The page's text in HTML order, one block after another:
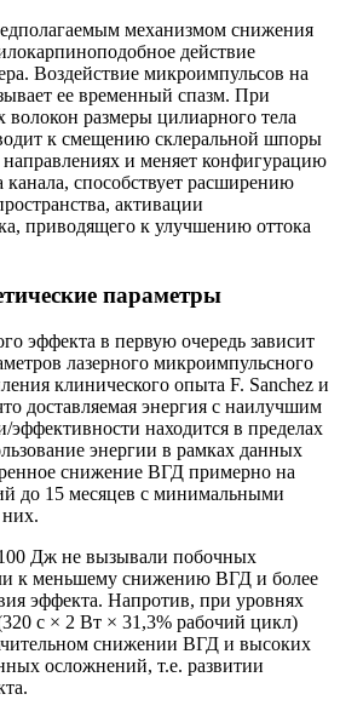
механизмом снижения
действие
Воздействие микроимпульсов на
ее временный спазм. При
размеры цилиарного тела
к смещению склеральной шпоры
и меняет конфигурацию
способствует расширению
активации
приводящего к улучшению оттока
параметры
эффекта в первую очередь зависит
лазерного микроимпульсного
клинического опыта F. Sanchez и
доставляемая энергия с наилучшим
эффективности находится в пределах
энергии в рамках данных
снижение ВГД примерно на
до 15 месяцев с минимальными
Дж не вызывали побочных
к меньшему снижению ВГД и более
эффекта. Напротив, при уровнях
с × 2 Вт × 31,3% рабочий цикл)
снижении ВГД и высоких
осложнений, т.е. развитии